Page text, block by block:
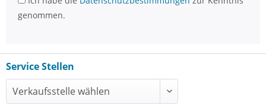
genommen.
Service Stellen